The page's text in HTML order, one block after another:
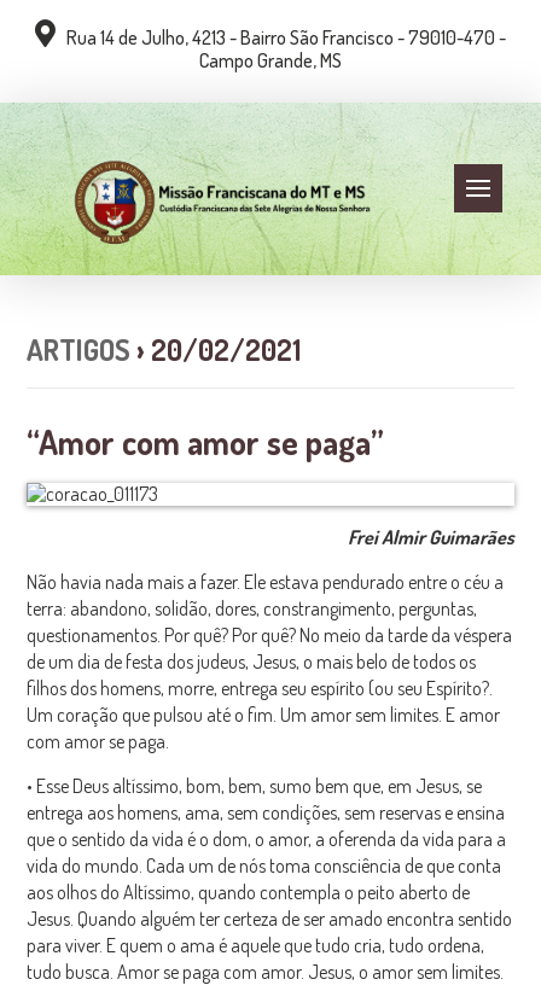
Rua 14 de Julho, 4213 - Bairro São Francisco - 79010-470 -
Campo Grande, MS
ARTIGOS › 20/02/2021
“Amor com amor se paga”
Frei Almir Guimarães
Não havia nada mais a fazer. Ele estava pendurado entre o céu a
terra: abandono, solidão, dores, constrangimento, perguntas,
questionamentos. Por quê? Por quê? No meio da tarde da véspera
de um dia de festa dos judeus, Jesus, o mais belo de todos os
filhos dos homens, morre, entrega seu espírito (ou seu Espírito?.
Um coração que pulsou até o fim. Um amor sem limites. E amor
com amor se paga.
• Esse Deus altíssimo, bom, bem, sumo bem que, em Jesus, se
entrega aos homens, ama, sem condições, sem reservas e ensina
que o sentido da vida é o dom, o amor, a oferenda da vida para a
vida do mundo. Cada um de nós toma consciência de que conta
aos olhos do Altíssimo, quando contempla o peito aberto de
Jesus. Quando alguém ter certeza de ser amado encontra sentido
para viver. E quem o ama é aquele que tudo cria, tudo ordena,
tudo busca. Amor se paga com amor. Jesus, o amor sem limites.